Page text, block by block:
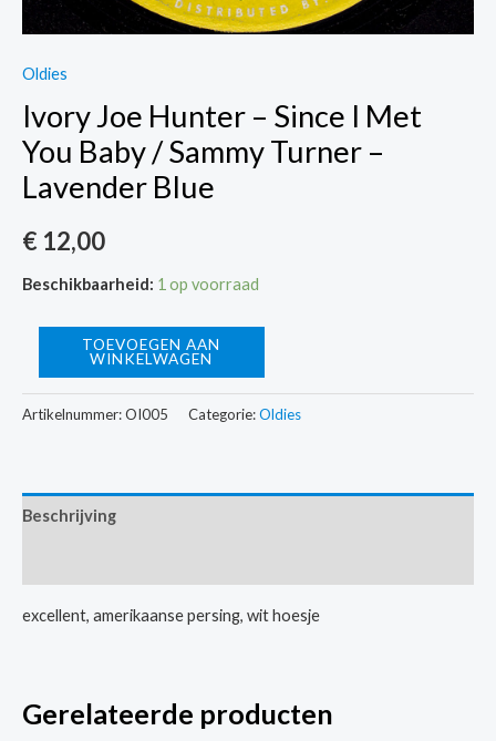
Oldies
Ivory Joe Hunter – Since I Met
You Baby / Sammy Turner –
Lavender Blue
€ 12,00
Beschikbaarheid: 1 op voorraad
Hunter
I
Met
/
Lavender
TOEVOEGEN AAN
WINKELWAGEN
Artikelnummer:OI005 Categorie:Oldies
Beschrijving
excellent, amerikaanse persing, wit hoesje
Gerelateerde producten